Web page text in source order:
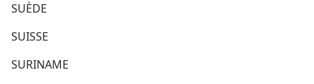
SUÈDE
SUISSE
SURINAME